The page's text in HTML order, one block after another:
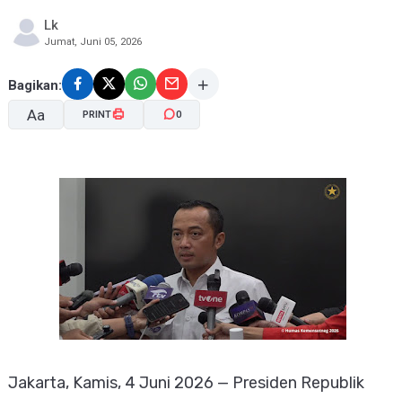
Lk
Jumat, Juni 05, 2026
Bagikan:
Aa PRINT 0
Jakarta, Kamis, 4 Juni 2026 — Presiden Republik